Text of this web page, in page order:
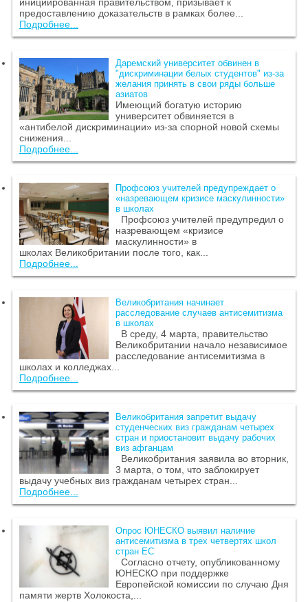
предоставлению доказательств в рамках более...
Подробнее...
Даремский университет обвинен в
"дискриминации белых студентов" из-за
желания принять в свои ряды больше
азиатов
Имеющий богатую историю
университет обвиняется в
«антибелой дискриминации» из-за спорной новой схемы
снижения...
Подробнее...
Профсоюз учителей предупреждает о
«назревающем кризисе маскулинности»
в школах
Профсоюз учителей предупредил о
назревающем «кризисе
маскулинности» в
школах Великобритании после того, как...
Подробнее...
Великобритания начинает
расследование случаев антисемитизма
в школах
В среду, 4 марта, правительство
Великобритании начало независимое
расследование антисемитизма в
школах и колледжах...
Подробнее...
Великобритания запретит выдачу
студенческих виз гражданам четырех
стран и приостановит выдачу рабочих
виз афганцам
Великобритания заявила во вторник,
3 марта, о том, что заблокирует
выдачу учебных виз гражданам четырех стран...
Подробнее...
Опрос ЮНЕСКО выявил наличие
антисемитизма в трех четвертях школ
стран ЕС
Согласно отчету, опубликованному
ЮНЕСКО при поддержке
Европейской комиссии по случаю Дня
памяти жертв Холокоста,...